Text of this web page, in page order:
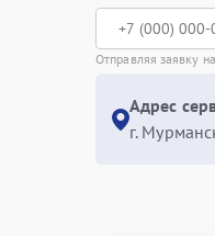
Отправляя заявку
Адрес
г.